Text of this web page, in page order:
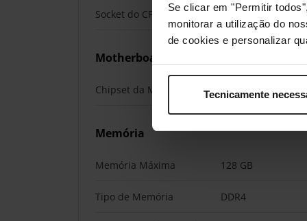
Se clicar em "Permitir
monitorar a utilização do
de cookies e personalizar
Tecnicamente
Socket do CPU AM4, AMD
Motherboard
Chipset da Motherboard AMD B550
Memória
Memória Máxima 128 GB
Tipo de Memória DDR4